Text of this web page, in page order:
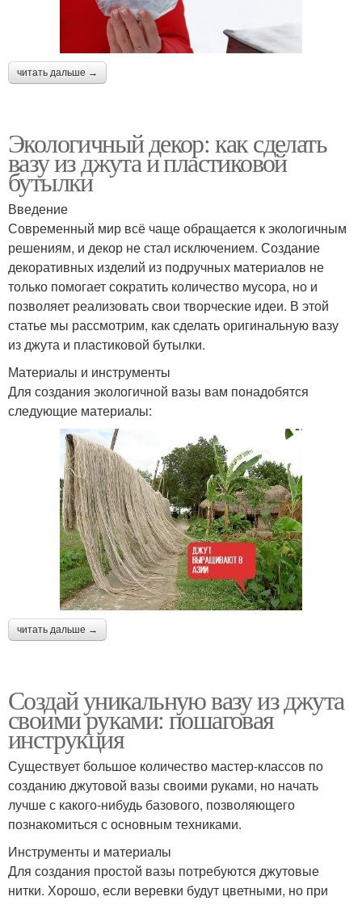
читать дальше →
Экологичный декор: как сделать
вазу из джута и пластиковой
бутылки
Введение
Современный мир всё чаще обращается к экологичным
решениям, и декор не стал исключением. Создание
декоративных изделий из подручных материалов не
только помогает сократить количество мусора, но и
позволяет реализовать свои творческие идеи. В этой
статье мы рассмотрим, как сделать оригинальную вазу
из джута и пластиковой бутылки.
Материалы и инструменты
Для создания экологичной вазы вам понадобятся
следующие материалы:
читать дальше →
Создай уникальную вазу из джута
своими руками: пошаговая
инструкция
Существует большое количество мастер-классов по
созданию джутовой вазы своими руками, но начать
лучше с какого-нибудь базового, позволяющего
познакомиться с основным техниками.
Инструменты и материалы
Для создания простой вазы потребуются джутовые
нитки. Хорошо, если веревки будут цветными, но при